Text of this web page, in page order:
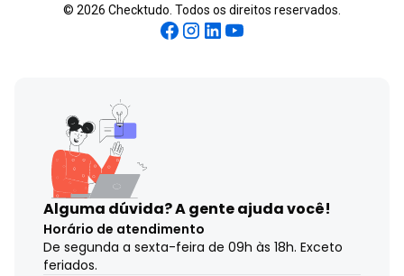
© 2026 Checktudo. Todos os direitos reservados.
Alguma dúvida?A gente ajuda você!
Horário de atendimento
De segunda a sexta-feira de 09h às 18h. Exceto
feriados.